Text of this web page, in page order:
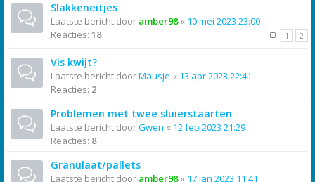
Slakkeneitjes
Laatste bericht door amber98« 10 mei 2023 23:00
Reacties: 18 1 2
Vis kwijt?
Laatste bericht doorMausje « 13 apr 2023 22:41
Reacties: 2
Problemen met twee sluierstaarten
Laatste bericht doorGwen « 12 feb 2023 21:29
Reacties: 8
Granulaat/pallets
Laatste bericht door amber98« 17 jan 2023 11:41